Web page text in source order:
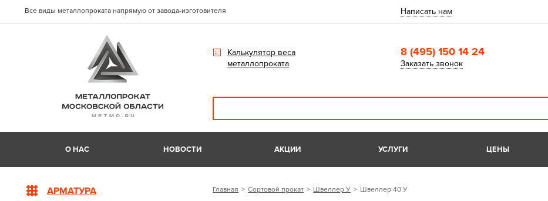
Все виды металлопроката напрямую от завода-изготовителя Написать нам
Калькулятор веса
металлопроката
8 (495) 150 14 24
Заказать звонок
О НАС НОВОСТИ АКЦИИ УСЛУГИ ЦЕНЫ
АРМАТУРА Главная Сортовой прокат Швеллер У Швеллер 40 У